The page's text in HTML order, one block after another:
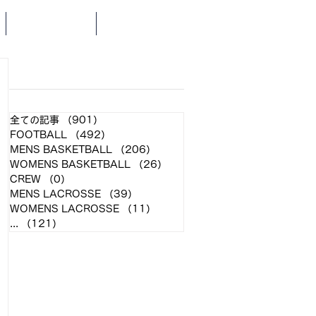
全ての記事 （901）
FOOTBALL
（492）
MENS BASKETBALL
（206）
WOMENS BASKETBALL
（26）
CREW
（0）
MENS LACROSSE
（39）
WOMENS LACROSSE
（11）
...
（121）